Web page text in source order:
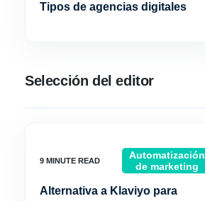
Tipos de agencias digitales
Selección del editor
Automatización
de marketing
Alternativa a Klaviyo para